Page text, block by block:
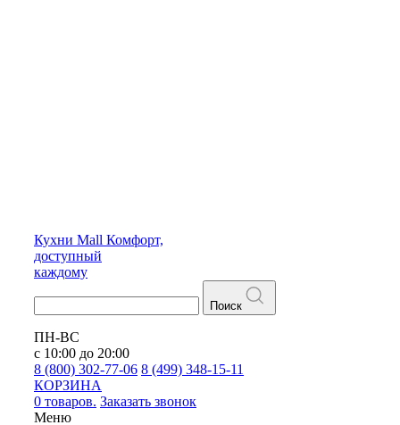
Кухни Mall Комфорт,
доступный
каждому
Поиск
ПН-ВС
с 10:00 до 20:00
8 (800) 302-77-06 8 (499) 348-15-11
КОРЗИНА
0 товаров. Заказать звонок
Меню